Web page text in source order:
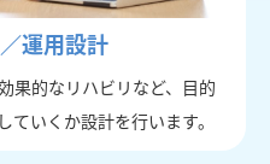
運用設計
果的なリハビリなど、目的
ていくか設計を行います。